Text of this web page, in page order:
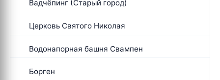
Вадчёпинг (Старый город)
Церковь Святого Николая
Водонапорная башня Свампен
Борген